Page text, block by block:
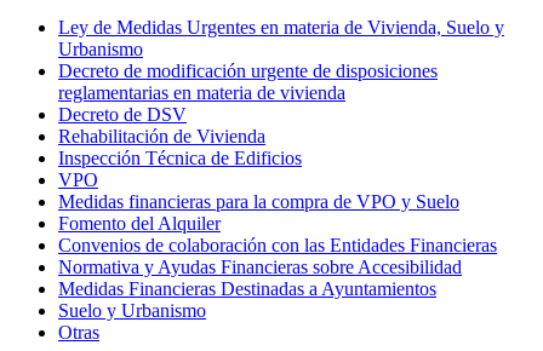
Ley de Medidas Urgentes en materia de Vivienda, Suelo y
Urbanismo
Decreto de modificación urgente de disposiciones
reglamentarias en materia de vivienda
Decreto de DSV
Rehabilitación de Vivienda
Inspección Técnica de Edificios
VPO
Medidas financieras para la compra de VPO y Suelo
Fomento del Alquiler
Convenios de colaboración con las Entidades Financieras
Normativa y Ayudas Financieras sobre Accesibilidad
Medidas Financieras Destinadas a Ayuntamientos
Suelo y Urbanismo
Otras